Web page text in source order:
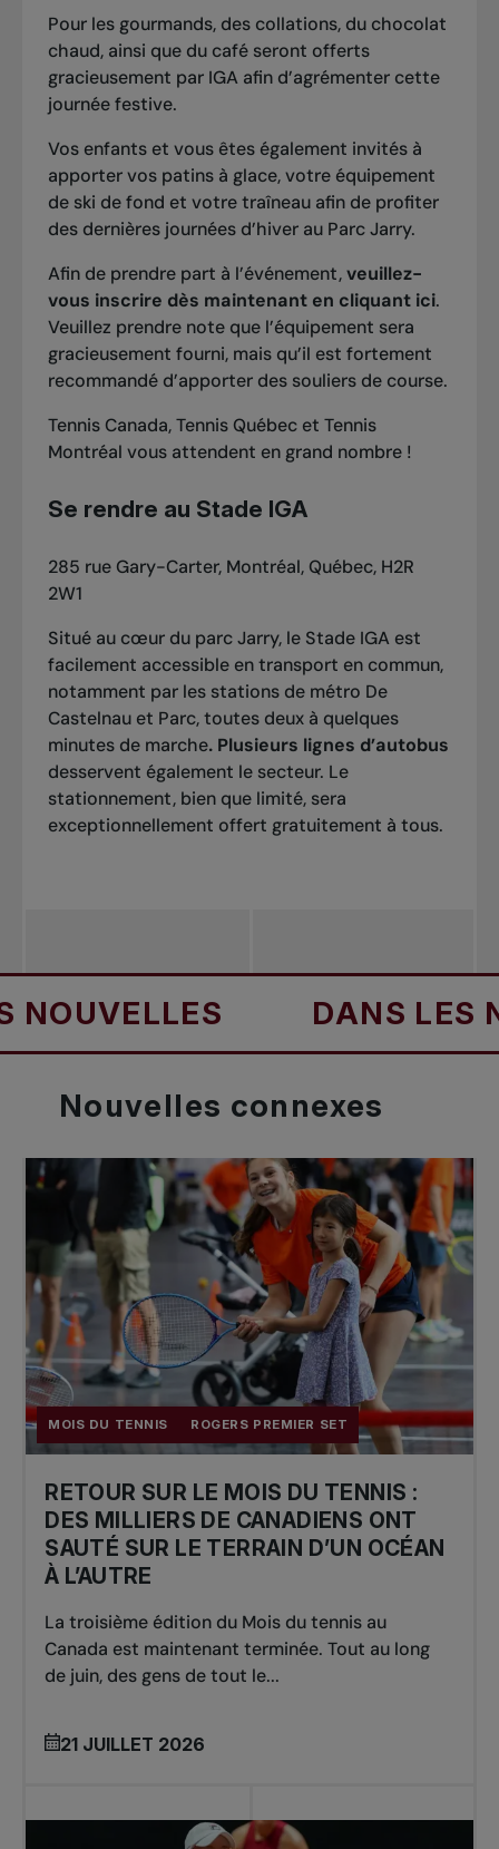
Pour les gourmands, des collations, du chocolat
chaud, ainsi que du café seront offerts
gracieusement par IGA afin d’agrémenter cette
journée festive.
Vos enfants et vous êtes également invités à
apporter vos patins à glace, votre équipement
de ski de fond et votre traîneau afin de profiter
des dernières journées d’hiver au Parc Jarry.
Afin de prendre part à l’événement,veuillez-
vous inscrire dès maintenant en cliquant ici.
Veuillez prendre note que l’équipement sera
gracieusement fourni, mais qu’il est fortement
recommandé d’apporter des souliers de course.
Tennis Canada, Tennis Québec et Tennis
Montréal vous attendent en grand nombre !
Se rendre au Stade IGA
285 rue Gary-Carter, Montréal, Québec, H2R
2W1
Situé au cœur du parc Jarry, le Stade IGA est
facilement accessible en transport en commun,
notamment par les stations de métro De
Castelnau et Parc, toutes deux à quelques
minutes de marche. Plusieurs lignes d’autobus
desservent également le secteur. Le
stationnement, bien que limité, sera
exceptionnellement offert gratuitement à tous.
DANS LES
Nouvelles connexes
MOIS DU TENNIS ROGERS PREMIER SET
RETOUR SUR LE MOIS DU TENNIS :
DES MILLIERS DE CANADIENS ONT
SAUTÉ SUR LE TERRAIN D’UN OCÉAN
À L’AUTRE
La troisième édition du Mois du tennis au
Canada est maintenant terminée. Tout au long
de juin, des gens de tout le...
21 JUILLET 2026